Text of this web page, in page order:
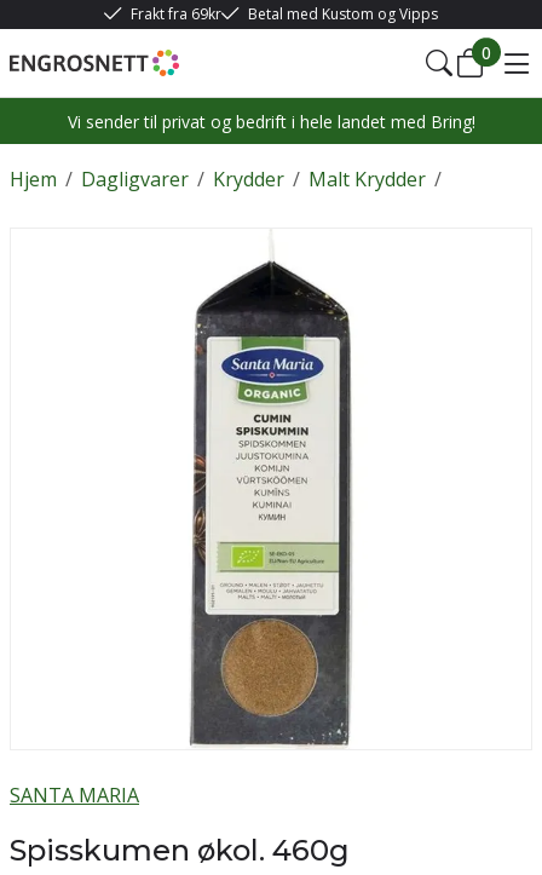
Frakt fra 69kr Betal med Kustom og Vipps
0
Vi sender til privat og bedrift i hele landet med Bring!
/
Hjem /
Dagligvarer /
Krydder /
Malt Krydder
SANTA MARIA
Spisskumen økol. 460g